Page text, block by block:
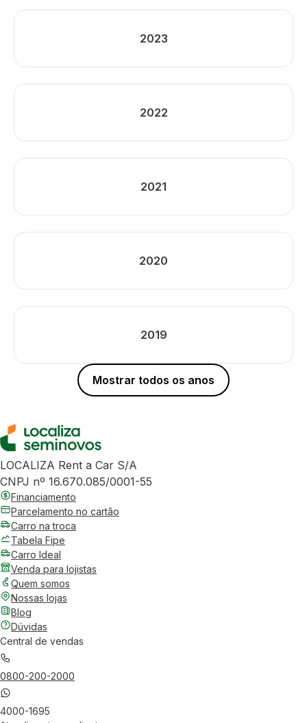
2023
2022
2021
2020
2019
Mostrar todos os anos
LOCALIZA Rent a Car S/A
CNPJ nº 16.670.085/0001-55
Financiamento
Parcelamento no cartão
Carro na troca
Tabela Fipe
Carro Ideal
Venda para lojistas
Quem somos
Nossas lojas
Blog
Dúvidas
Central de vendas
0800-200-2000
4000-1695